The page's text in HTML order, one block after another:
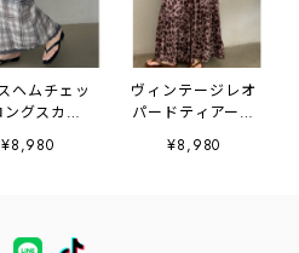
ヘムチェッ
ングスカー
2litr05393
¥8,980
ヴィンテージレオ
パードティアード
スカート
2litr03027
¥8,980